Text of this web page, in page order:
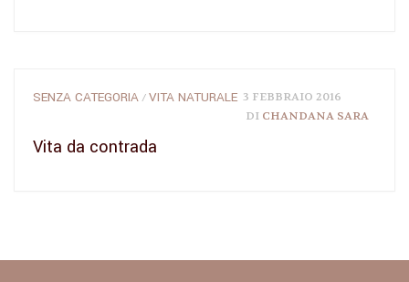
SENZA CATEGORIA/VITA NATURALE 3 FEBBRAIO 2016
DI CHANDANA SARA
Vita da contrada